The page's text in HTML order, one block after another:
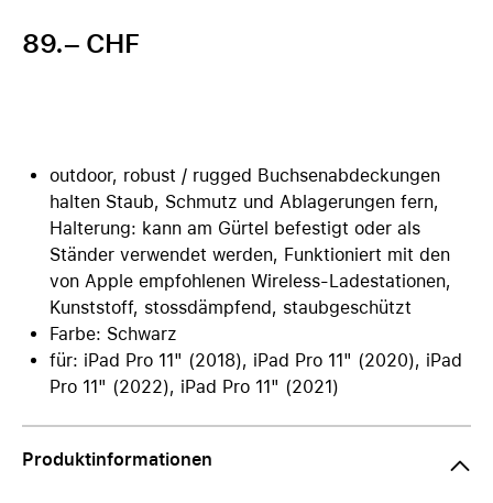
89.– CHF
outdoor, robust / rugged Buchsenabdeckungen
halten Staub, Schmutz und Ablagerungen fern,
Halterung: kann am Gürtel befestigt oder als
Ständer verwendet werden, Funktioniert mit den
von Apple empfohlenen Wireless-Ladestationen,
Kunststoff, stossdämpfend, staubgeschützt
Farbe: Schwarz
für: iPad Pro 11" (2018), iPad Pro 11" (2020), iPad
Pro 11" (2022), iPad Pro 11" (2021)
Produktinformationen